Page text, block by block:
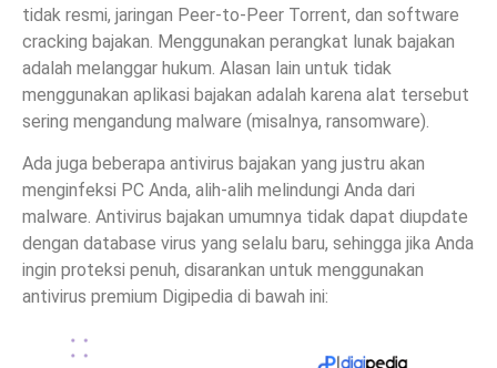
tidak resmi, jaringan Peer-to-Peer Torrent, dan software
cracking bajakan. Menggunakan perangkat lunak bajakan
adalah melanggar hukum. Alasan lain untuk tidak
menggunakan aplikasi bajakan adalah karena alat tersebut
sering mengandung malware (misalnya, ransomware).
Ada juga beberapa antivirus bajakan yang justru akan
menginfeksi PC Anda, alih-alih melindungi Anda dari
malware. Antivirus bajakan umumnya tidak dapat diupdate
dengan database virus yang selalu baru, sehingga jika Anda
ingin proteksi penuh, disarankan untuk menggunakan
antivirus premium Digipedia di bawah ini: